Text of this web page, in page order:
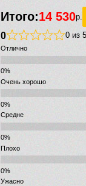
Итого:14 530р.
0 0 из
Отлично
Очень хорошо
Средне
Плохо
Ужасно